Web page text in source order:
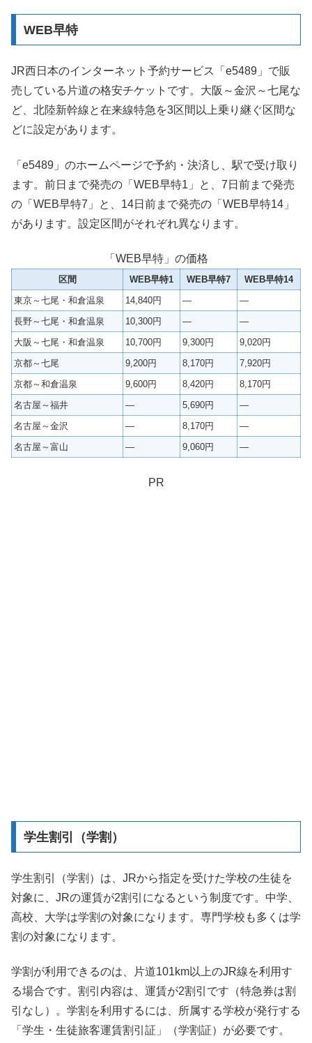
WEB早特
JR西日本のインターネット予約サービス「e5489」で販
売している片道の格安チケットです。大阪～金沢～七尾な
ど、北陸新幹線と在来線特急を3区間以上乗り継ぐ区間な
どに設定があります。
「e5489」のホームページで予約・決済し、駅で受け取り
ます。前日まで発売の「WEB早特1」と、7日前まで発売
の「WEB早特7」と、14日前まで発売の「WEB早特14」
があります。設定区間がそれぞれ異なります。
「WEB早特」の価格
区間 WEB早特1 WEB早特7
WEB早特14
東京～七尾・和倉温泉
14,840円 —
—
長野～七尾・和倉温泉
10,300円 —
—
大阪～七尾・和倉温泉
10,700円 9,300円
9,020円
京都～七尾
9,200円 8,170円
7,920円
京都～和倉温泉
9,600円 8,420円
8,170円
名古屋～福井
— 5,690円
—
名古屋～金沢
— 8,170円
—
名古屋～富山
— 9,060円 —
PR
学生割引（学割）
学生割引（学割）は、JRから指定を受けた学校の生徒を
対象に、JRの運賃が2割引になるという制度です。中学、
高校、大学は学割の対象になります。専門学校も多くは学
割の対象になります。
学割が利用できるのは、片道101km以上のJR線を利用す
る場合です。割引内容は、運賃が2割引です（特急券は割
引なし）。学割を利用するには、所属する学校が発行する
「学生・生徒旅客運賃割引証」（学割証）が必要です。